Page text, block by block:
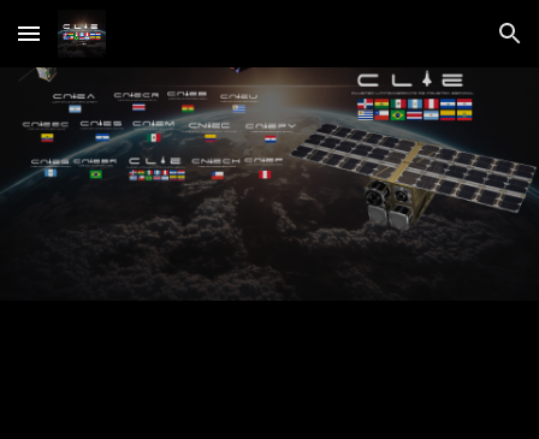
Skip to main content Skip to navigation